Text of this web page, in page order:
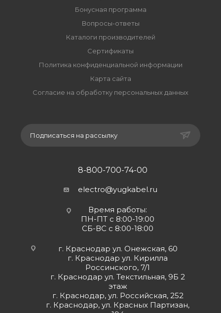
Бонусная программа
Вопросы-ответы
Каталоги производителей
Сертификаты
Политика конфиденциальной информации
Карта сайта
Согласие на обработку персональных данных
Подписаться на рассылку
8-800-700-74-00
electro@yugkabel.ru
Время работы:
ПН-ПТ с 8:00-19:00
СБ-ВС с 8:00-18:00
г. Краснодар ул. Онежская, 60
г. Краснодар ул. Кирилла
Россинского, 7/1
г. Краснодар ул. Текстильная, 9Б 2
этаж
г. Краснодар, ул. Российская, 252
г. Краснодар, ул. Красных Партизан,